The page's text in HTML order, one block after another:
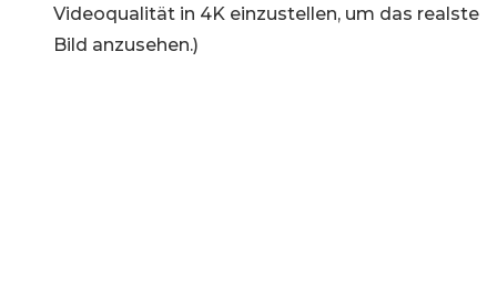
Videoqualität in 4K einzustellen, um das realste
Bild anzusehen.)